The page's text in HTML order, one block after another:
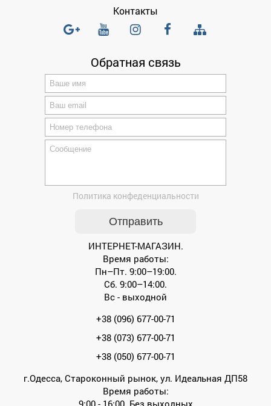
Контакты
Обратная связь
Политика конфеденциальности
ИНТЕРНЕТ-МАГАЗИН.
Время работы:
Пн–Пт. 9:00–19:00.
Сб. 9:00–14:00.
Вс - выходной
+38 (096) 677-00-71
+38 (073) 677-00-71
+38 (050) 677-00-71
г.Одесса, Староконный рынок, ул. Идеальная ДП58
Время работы:
9:00 - 16:00. Без выходных